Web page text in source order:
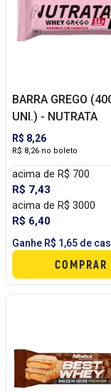
BARRA GREGO
UNI.) - NUTRATA
R$ 8,26
R$ 8,26 no boleto
acima de R$ 700
R$ 7,43
acima de R$ 3000
R$ 6,40
Ganhe R$ 1,65 de
COMPRAR